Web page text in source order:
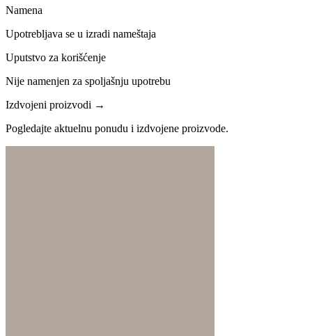
Namena
Upotrebljava se u izradi nameštaja
Uputstvo za korišćenje
Nije namenjen za spoljašnju upotrebu
Izdvojeni proizvodi →
Pogledajte aktuelnu ponudu i izdvojene proizvode.